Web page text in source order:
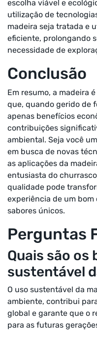
escolha viável e
utilização de
madeira seja tratada e
eficiente, prolongando
necessidade de
Conclusão
Em resumo, a madeira
que, quando gerido de
apenas benefícios
contribuições
ambiental. Seja você
em busca de novas
as aplicações da
entusiasta do
qualidade pode
experiência de um
sabores únicos.
Perguntas
Quais são os
sustentável
O uso sustentável da
ambiente, contribui
global e garante que o
para as futuras